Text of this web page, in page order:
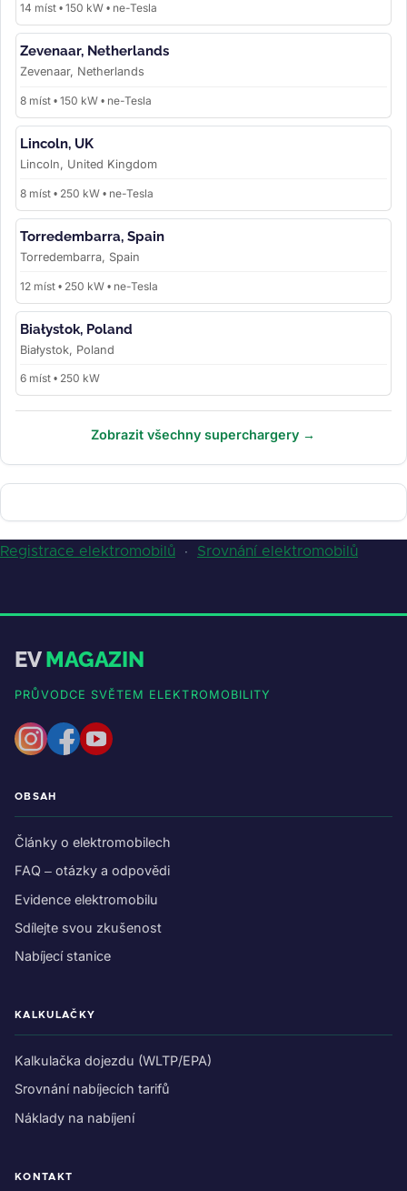
14 míst • 150 kW • ne-Tesla
Zevenaar, Netherlands
Zevenaar, Netherlands
8 míst • 150 kW • ne-Tesla
Lincoln, UK
Lincoln, United Kingdom
8 míst • 250 kW • ne-Tesla
Torredembarra, Spain
Torredembarra, Spain
12 míst • 250 kW • ne-Tesla
Białystok, Poland
Białystok, Poland
6 míst • 250 kW
Zobrazit všechny superchargery →
Registrace elektromobilů · Srovnání elektromobilů
EVMAGAZIN
PRŮVODCE SVĚTEM ELEKTROMOBILITY
OBSAH
Články o elektromobilech
FAQ – otázky a odpovědi
Evidence elektromobilu
Sdílejte svou zkušenost
Nabíjecí stanice
KALKULAČKY
Kalkulačka dojezdu (WLTP/EPA)
Srovnání nabíjecích tarifů
Náklady na nabíjení
KONTAKT